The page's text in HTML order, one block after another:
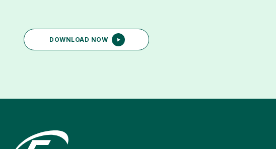
DOWNLOAD NOW